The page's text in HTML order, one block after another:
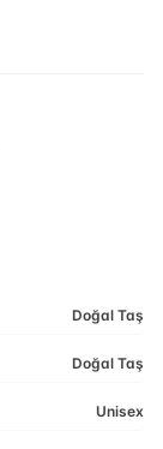
Doğal Taş
Doğal Taş
Unisex